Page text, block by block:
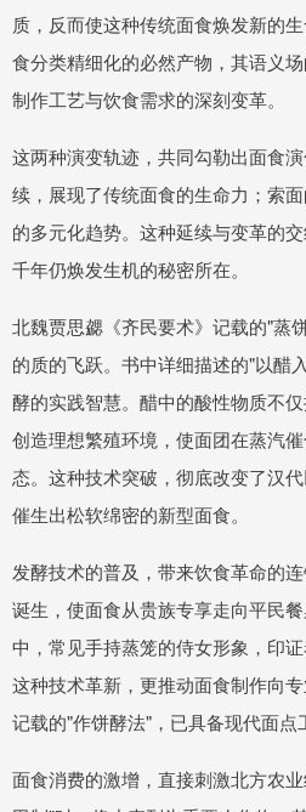
质，反而使这种传统面食焕发新的
食分类精细化的必然产物，其语义
制作工艺与饮食需求的深刻变革。
这两种演变轨迹，共同勾勒出面食
续，展现了传统面食的生命力；索
的多元化趋势。这种延续与变革的
千年仍焕发生机的秘密所在。
北魏贾思勰《齐民要术》记载的"蒸
的质的飞跃。书中详细描述的"以醋
酵的实践智慧。醋中的酸性物质不
创造理想繁殖环境，使面团在蒸汽
态。这种技术突破，彻底改变了汉
催生出松软绵密的新型面食。
发酵技术的普及，带来饮食革命的
诞生，使面食从贵族专享走向平民
中，常见手持蒸笼的侍女形象，印证
这种技术革新，更推动面食制作向
记载的"作饼酵法"，已具备现代面点
面食消费的激增，直接刺激北方农